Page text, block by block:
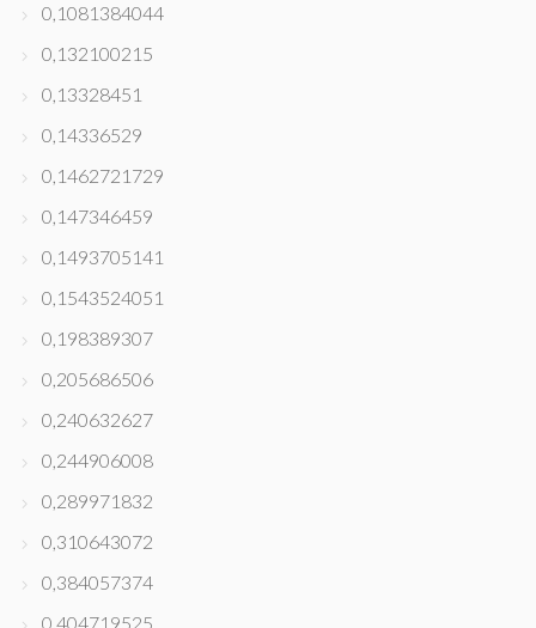
0,1081384044
0,132100215
0,13328451
0,14336529
0,1462721729
0,147346459
0,1493705141
0,1543524051
0,198389307
0,205686506
0,240632627
0,244906008
0,289971832
0,310643072
0,384057374
0,404719525